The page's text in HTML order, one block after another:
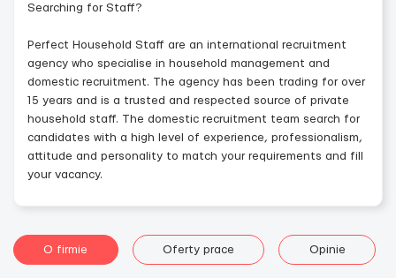
Searching for Staff?
Perfect Household Staff are an international recruitment
agency who specialise in household management and
domestic recruitment. The agency has been trading for over
15 years and is a trusted and respected source of private
household staff. The domestic recruitment team search for
candidates with a high level of experience, professionalism,
attitude and personality to match your requirements and fill
your vacancy.
O firmie Oferty prace Opinie